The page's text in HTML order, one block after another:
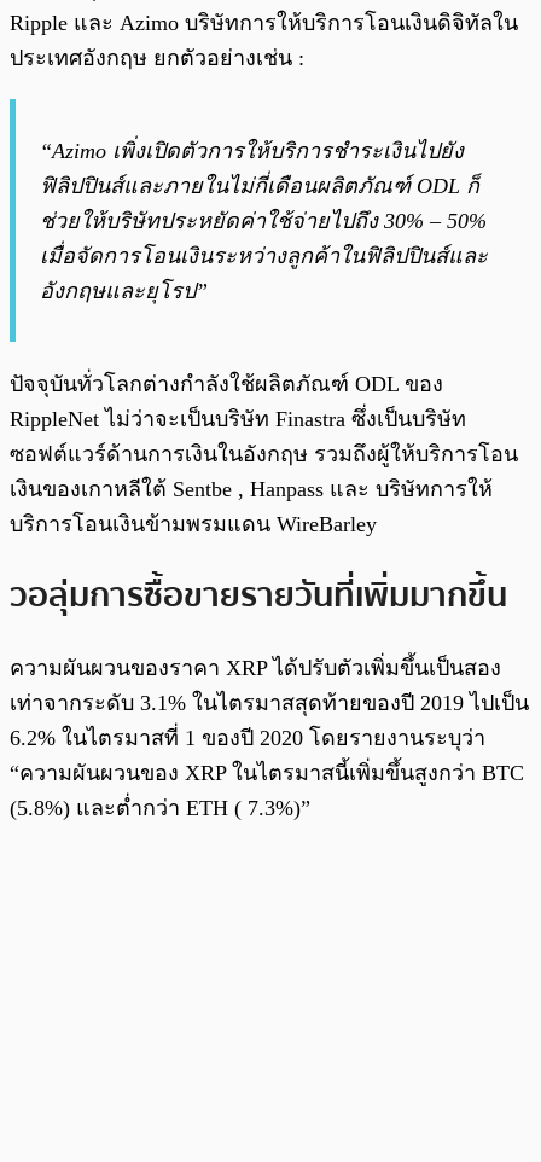
Ripple และ Azimo บริษัทการให้บริการโอนเงินดิจิทัลใน
ประเทศอังกฤษ ยกตัวอย่างเช่น :
“Azimo เพิ่งเปิดตัวการให้บริการชำระเงินไปยัง
ฟิลิปปินส์และภายในไม่กี่เดือนผลิตภัณฑ์ ODL ก็
ช่วยให้บริษัทประหยัดค่าใช้จ่ายไปถึง 30% – 50%
เมื่อจัดการโอนเงินระหว่างลูกค้าในฟิลิปปินส์และ
อังกฤษและยุโรป”
ปัจจุบันทั่วโลกต่างกำลังใช้ผลิตภัณฑ์ ODL ของ
RippleNet ไม่ว่าจะเป็นบริษัท Finastra ซึ่งเป็นบริษัท
ซอฟต์แวร์ด้านการเงินในอังกฤษ รวมถึงผู้ให้บริการโอน
เงินของเกาหลีใต้ Sentbe , Hanpass และ บริษัทการให้
บริการโอนเงินข้ามพรมแดน WireBarley
วอลุ่มการซื้อขายรายวันที่เพิ่มมากขึ้น
ความผันผวนของราคา XRP ได้ปรับตัวเพิ่มขึ้นเป็นสอง
เท่าจากระดับ 3.1% ในไตรมาสสุดท้ายของปี 2019 ไปเป็น
6.2% ในไตรมาสที่ 1 ของปี 2020 โดยรายงานระบุว่า
“ความผันผวนของ XRP ในไตรมาสนี้เพิ่มขึ้นสูงกว่า BTC
(5.8%) และต่ำกว่า ETH ( 7.3%)”